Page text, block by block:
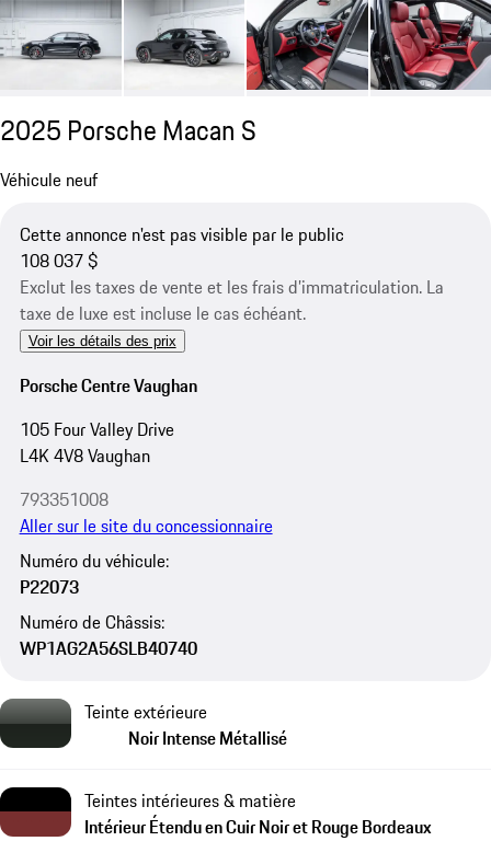
2025 Porsche Macan S
Véhicule neuf
Cette annonce n'est pas visible par le public
108 037 $
Exclut les taxes de vente et les frais d’immatriculation. La
taxe de luxe est incluse le cas échéant.
Voir les détails des prix
Porsche Centre Vaughan
105 Four Valley Drive
L4K 4V8 Vaughan
793351008
Aller sur le site du concessionnaire
Numéro du véhicule:
P22073
Numéro de Châssis:
WP1AG2A56SLB40740
Teinte extérieure
Noir Intense Métallisé
Teintes intérieures & matière
Intérieur Étendu en Cuir Noir et Rouge Bordeaux